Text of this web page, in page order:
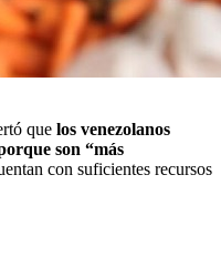
que los venezolanos
son “más
con suficientes recursos